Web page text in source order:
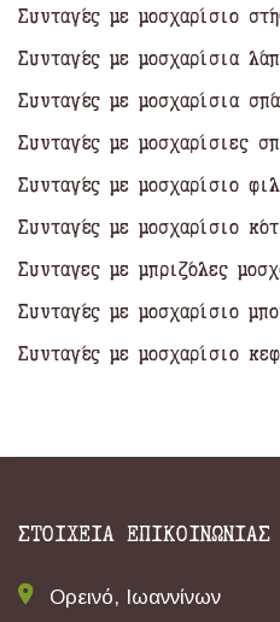
Συνταγές με μοσχαρίσιο
Συνταγές με μοσχαρίσια
Συνταγές με μοσχαρίσια
Συνταγές με μοσχαρίσιες
Συνταγές με μοσχαρίσιο
Συνταγές με μοσχαρίσιο
Συνταγες με μπριζόλες
Συνταγές με μοσχαρίσιο
Συνταγές με μοσχαρίσιο
ΣΤΟΙΧΕΙΑ ΕΠΙΚΟΙΝΩΝΙΑΣ
Ορεινό, Ιωαννίνων